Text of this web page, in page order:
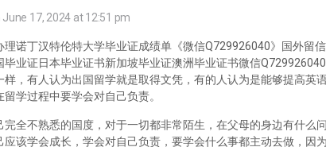
June 17, 2024 at 12:51 pm
理诺丁汉特伦特大学毕业证成绩单《微信Q729926040》国外
毕业证日本毕业证书新加坡毕业证澳洲毕业证书微信
样，有人认为出国留学就是取得文凭，有的人认为是能够提高英
学过程中要学会对自己负责。
完全不熟悉的国度，对于一切都非常陌生，在父母的身边有什么
应该学会成长，学会对自己负责，要学会什么事都主动去做，因